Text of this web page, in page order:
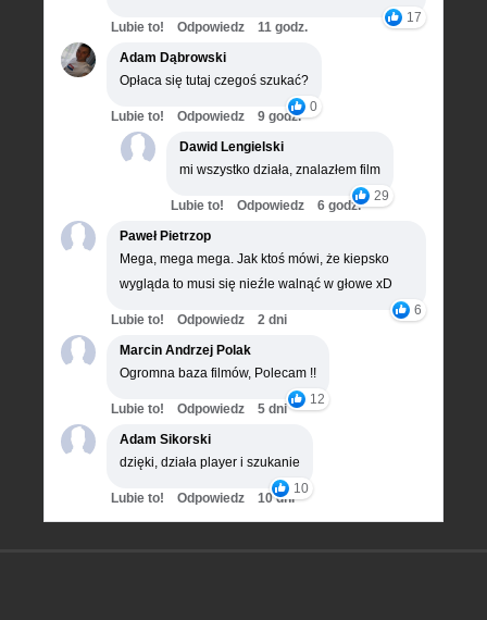
17
Lubie to! Odpowiedz
11 godz.
Adam Dąbrowski
Opłaca się tutaj czegoś szukać?
0
Lubie to! Odpowiedz
9 godz.
Dawid Lengielski
mi wszystko działa, znalazłem film
29
Lubie to! Odpowiedz
6 godz.
Paweł Pietrzop
Mega, mega mega. Jak ktoś mówi, że kiepsko
wygląda to musi się nieźle walnąć w głowe xD
6
Lubie to! Odpowiedz
2 dni
Marcin Andrzej Polak
Ogromna baza filmów, Polecam !!
12
Lubie to! Odpowiedz
5 dni
Adam Sikorski
dzięki, działa player i szukanie
10
Lubie to! Odpowiedz 10 dni